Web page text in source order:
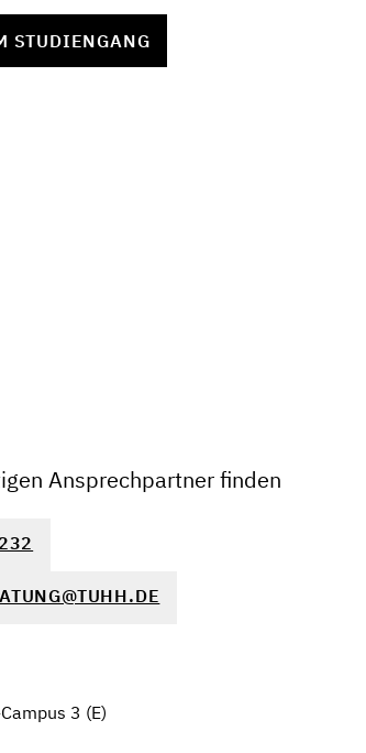
STUDIENGANG
Ansprechpartner finden
3 (E)